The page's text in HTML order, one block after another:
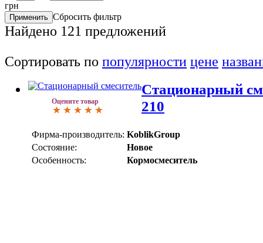
грн
Сбросить фильтр
Найдено 121 предложений
Сортировать по популярности цене
Оцените товар
Стационарный
210
Фирма-производитель: KoblikGroup
Состояние:
Новое
Особенность:
Кормосмеситель